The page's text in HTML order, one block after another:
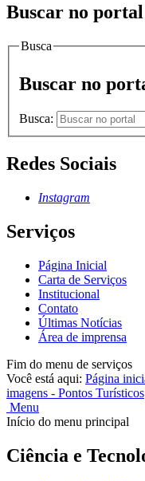
Buscar no portal
Busca
Buscar no
Busca:
Redes Sociais
Instagram
Serviços
Página Inicial
Carta de Serviços
Institucional
Contato
Últimas Notícias
Área de imprensa
Fim do menu de serviços
Você está aqui: Página
imagens - Pontos Turísticos
Menu
Início do menu principal
Ciência e